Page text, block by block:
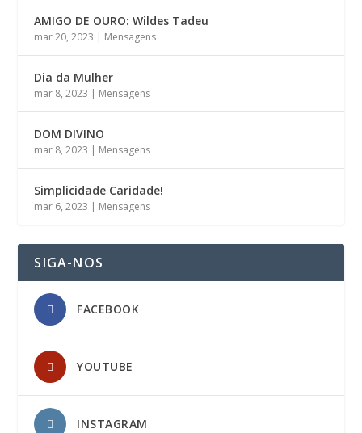
AMIGO DE OURO: Wildes Tadeu
mar 20, 2023 Mensagens
Dia da Mulher
mar 8, 2023 Mensagens
DOM DIVINO
mar 8, 2023 Mensagens
Simplicidade Caridade!
mar 6, 2023 Mensagens
SIGA-NOS
FACEBOOK
YOUTUBE
INSTAGRAM